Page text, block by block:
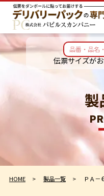
伝票サイズが
製
HOME 製品一覧 ＰＡ